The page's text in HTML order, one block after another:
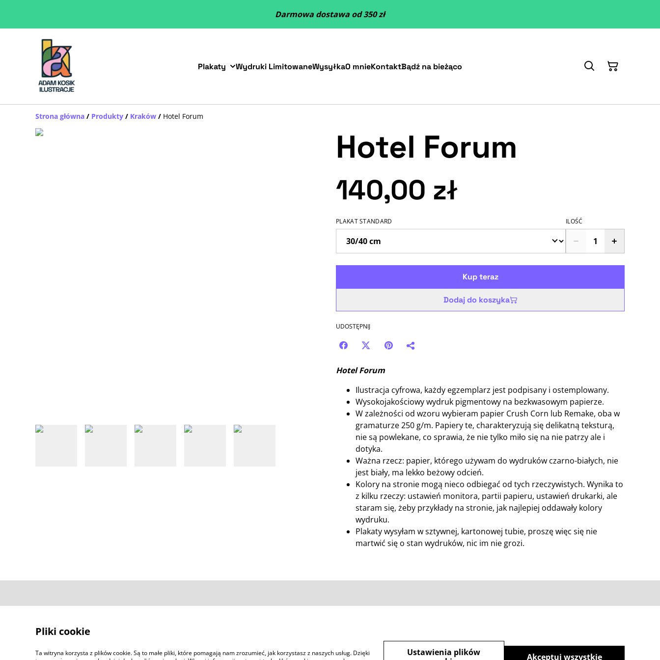
Darmowa dostawa od 350 zł
Plakaty Wydruki LimitowaneWysyłkaO mnieKontaktBądź na bieżąco
Strona główna / Produkty / Kraków / Hotel Forum
Hotel Forum
140,00 zł
PLAKAT STANDARD ILOŚĆ
Kup teraz
Dodaj do koszyka
UDOSTĘPNIJ
Hotel Forum
Ilustracja cyfrowa, każdy egzemplarz jest podpisany i ostemplowany.
Wysokojakościowy wydruk pigmentowy na bezkwasowym papierze.
W zależności od wzoru wybieram papier Crush Corn lub Remake, oba w
gramaturze 250 g/m. Papiery te, charakteryzują się delikatną teksturą,
nie są powlekane, co sprawia, że nie tylko miło się na nie patrzy ale i
dotyka.
Ważna rzecz: papier, którego używam do wydruków czarno-białych, nie
jest biały, ma lekko beżowy odcień.
Kolory na stronie mogą nieco odbiegać od tych rzeczywistych. Wynika to
z kilku rzeczy: ustawień monitora, partii papieru, ustawień drukarki, ale
staram się, żeby przykłady na stronie, jak najlepiej oddawały kolory
wydruku.
Plakaty wysyłam w sztywnej, kartonowej tubie, proszę więc się nie
martwić się o stan wydruków, nic im nie grozi.
Kontakt Warunki Polityka prywatnościCiasteczka
Pliki cookie
Ta witryna korzysta z plików cookie. Są to małe pliki, które pomagają nam zrozumieć, jak korzystasz z naszych usług. Dzięki
Akceptuj wszystkie
Ustawienia plików